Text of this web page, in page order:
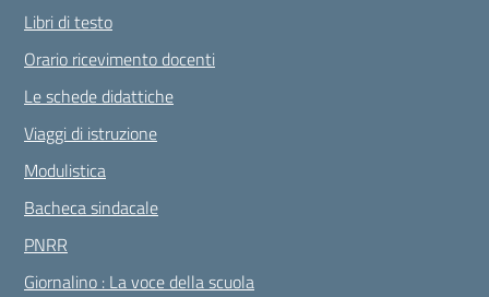
Libri di testo
Orario ricevimento docenti
Le schede didattiche
Viaggi di istruzione
Modulistica
Bacheca sindacale
PNRR
Giornalino : La voce della scuola